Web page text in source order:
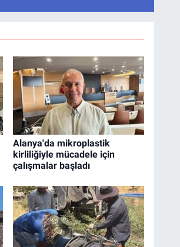
Alanya'da mikroplastik
kirliliğiyle mücadele için
çalışmalar başladı